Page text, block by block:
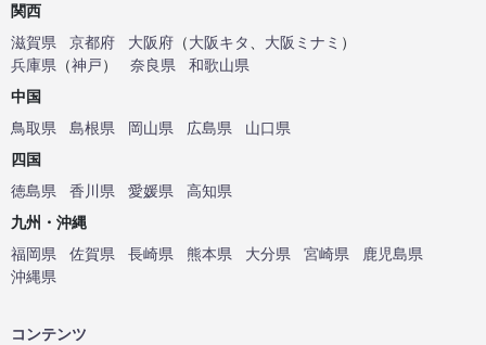
関西
滋賀県
京都府 大阪府 （大阪キタ 大阪ミナミ ）
兵庫県 （神戸） 奈良県
和歌山県
中国
鳥取県
島根県 岡山県 広島県
山口県
四国
徳島県
香川県 愛媛県
高知県
九州・沖縄
福岡県
佐賀県 長崎県 熊本県 大分県 宮崎県
鹿児島県
沖縄県
コンテンツ